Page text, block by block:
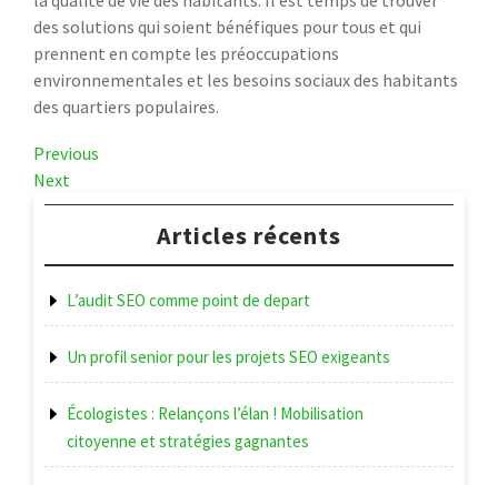
des solutions qui soient bénéfiques pour tous et qui
prennent en compte les préoccupations
environnementales et les besoins sociaux des habitants
des quartiers populaires.
Navigation
de
l’article
Previous
Post
Previous
Next
Post
Next
Articles récents
L’audit SEO comme point de depart
Un profil senior pour les projets SEO exigeants
Écologistes : Relançons l’élan ! Mobilisation
citoyenne et stratégies gagnantes